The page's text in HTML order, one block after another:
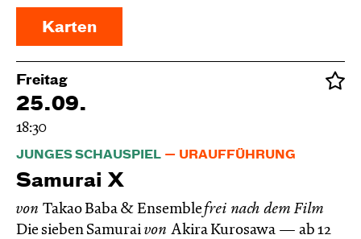
Karten
Freitag
25.09.
18:30
JUNGES SCHAUSPIEL URAUFFÜHRUNG
Samurai X
von Takao Baba & Ensemblefrei nach dem Film
Die sieben Samurai von Akira Kurosawa
ab 12